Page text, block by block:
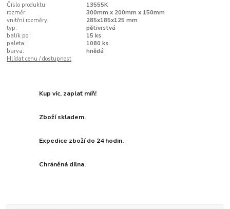
Číslo produktu:
13555K
rozměr:
300mm x 200mm x 150mm
vnitřní rozměry:
285x185x125 mm
typ:
pětivrstvá
balík po:
15 ks
paleta:
1080 ks
barva:
hnědá
Hlídat cenu / dostupnost
Kup víc, zaplať míň!
Zboží skladem.
Expedice zboží do 24 hodin.
Chráněná dílna.